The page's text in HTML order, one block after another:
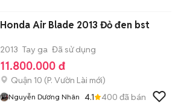
Honda Air Blade 2013 Đỏ đen bst
2013 Tay ga Đã sử dụng
11.800.000 đ
Quận 10 (P. Vườn Lài mới)
Nguyễn Dương Nhân 4.1 400 đã bán